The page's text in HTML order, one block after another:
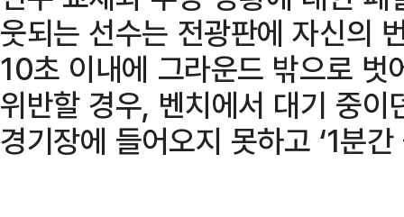
웃되는 선수는 전광판에 자신의
10초 이내에 그라운드 밖으로
위반할 경우, 벤치에서 대기 중
경기장에 들어오지 못하고 ‘1분